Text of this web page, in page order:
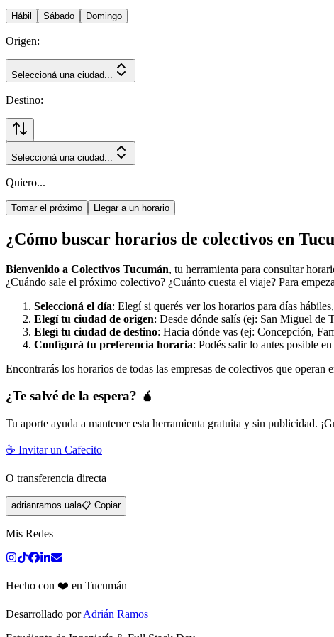
Hábil Sábado Domingo
Origen:
Seleccioná una ciudad...
Destino:
Seleccioná una ciudad...
Quiero...
Tomar el próximo Llegar a un horario
¿Cómo buscar horarios de colectivos en
Bienvenido a Colectivos Tucumán, tu herramienta para consultar
¿Cuándo sale el próximo colectivo? ¿Cuánto cuesta el viaje? Para
Seleccioná el día: Elegí si querés ver los horarios para días
Elegí tu ciudad de origen: Desde dónde salís (ej: San Miguel de
Elegí tu ciudad de destino: Hacia dónde vas (ej: Concepción,
Configurá tu preferencia horaria: Podés salir lo antes posible
Encontrarás los horarios de todas las empresas de colectivos que
¿Te salvé de la espera? 🧉
Tu aporte ayuda a mantener esta herramienta gratuita y sin publicidad.
☕ Invitar un Cafecito
O transferencia directa
adrianramos.uala📋 Copiar
Mis Redes
Hecho con ❤️ en Tucumán
Desarrollado porAdrián Ramos